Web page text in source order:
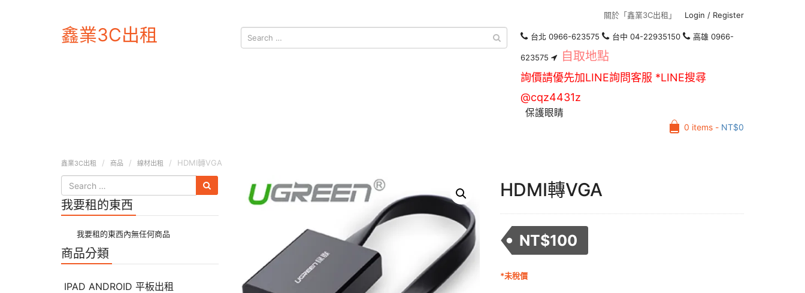
Login / Register
關於「鑫業3C出租」
鑫業3C出租 台北 0966-623575 台中 04-22935150 高雄 0966-
623575 自取地點
詢價請優先加LINE詢問客服 *LINE搜尋
@cqz4431z
保護眼睛
0 items - NT$0
鑫業3C出租 商品 線材出租 HDMI轉VGA
HDMI轉VGA
NT$100
*未稅價
我要租的東西
我要租的東西內無任何商品
商品分類
IPAD ANDROID 平板出租